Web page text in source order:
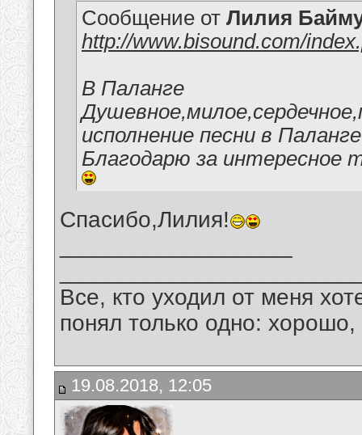
Сообщение от Лилия
http://www.bisound.com/
В Паланге
исполнение песни в
Благодарю за интересное
Спасибо,Лилия!
Все, кто уходил от меня
понял только одно:
19.08.2018, 12:05